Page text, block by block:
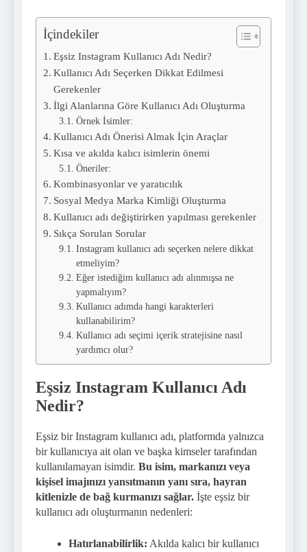
İçindekiler
Eşsiz Instagram Kullanıcı Adı Nedir?
Kullanıcı Adı Seçerken Dikkat Edilmesi
Gerekenler
İlgi Alanlarına Göre Kullanıcı Adı Oluşturma
Örnek İsimler:
Kullanıcı Adı Önerisi Almak İçin Araçlar
Kısa ve akılda kalıcı isimlerin önemi
Öneriler:
Kombinasyonlar ve yaratıcılık
Sosyal Medya Marka Kimliği Oluşturma
Kullanıcı adı değiştirirken yapılması gerekenler
Sıkça Sorulan Sorular
Instagram kullanıcı adı seçerken nelere dikkat
etmeliyim?
Eğer istediğim kullanıcı adı alınmışsa ne
yapmalıyım?
Kullanıcı adımda hangi karakterleri
kullanabilirim?
Kullanıcı adı seçimi içerik stratejisine nasıl
yardımcı olur?
Eşsiz Instagram Kullanıcı Adı
Nedir?
Eşsiz bir Instagram kullanıcı adı, platformda yalnızca
bir kullanıcıya ait olan ve başka kimseler tarafından
kullanılamayan isimdir. Bu isim, markanızı veya
kişisel imajınızı yansıtmanın yanı sıra, hayran
kitlenizle de bağ kurmanızı sağlar. İşte eşsiz bir
kullanıcı adı oluşturmanın nedenleri:
Hatırlanabilirlik: Akılda kalıcı bir kullanıcı